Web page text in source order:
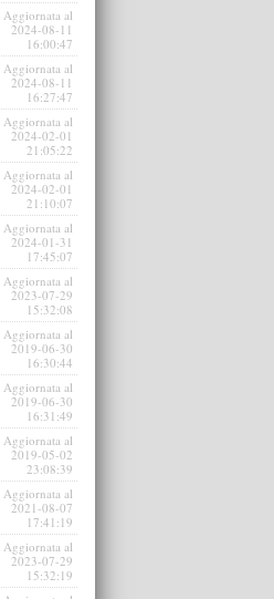
Aggiornata al
2024-08-11
16:00:47
Aggiornata al
2024-08-11
16:27:47
Aggiornata al
2024-02-01
21:05:22
Aggiornata al
2024-02-01
21:10:07
Aggiornata al
2024-01-31
17:45:07
Aggiornata al
2023-07-29
15:32:08
Aggiornata al
2019-06-30
16:30:44
Aggiornata al
2019-06-30
16:31:49
Aggiornata al
2019-05-02
23:08:39
Aggiornata al
2021-08-07
17:41:19
Aggiornata al
2023-07-29
15:32:19